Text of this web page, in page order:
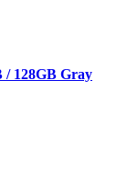
/ 128GB Gray